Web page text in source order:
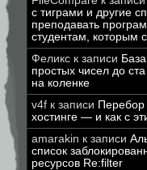
с тиграми и другие
преподавать
студентам, которым
Феликс к записи
простых чисел до
на коленке
v4f к записи Перебор
хостинге — и как с
amarakin к записи
список
ресурсов Re:filter